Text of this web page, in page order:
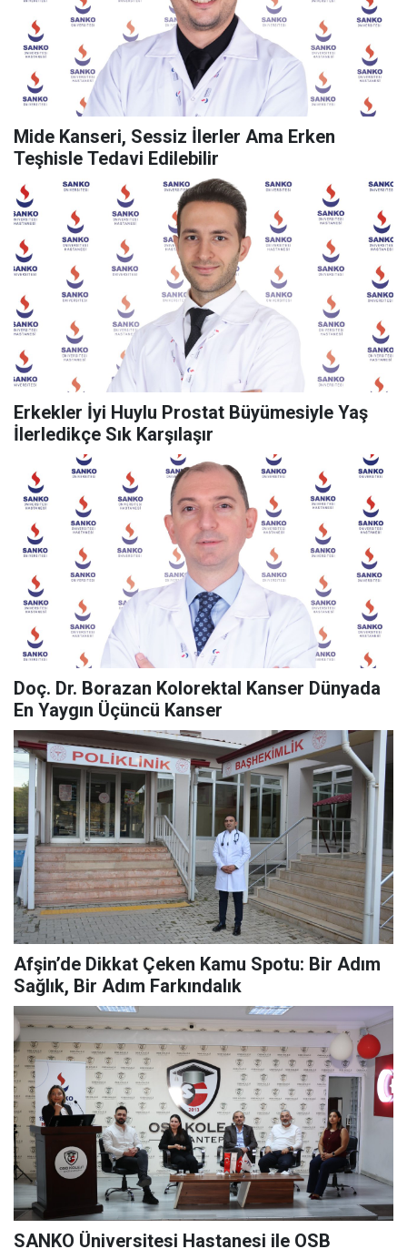
Mide Kanseri, Sessiz İlerler Ama Erken
Teşhisle Tedavi Edilebilir
Erkekler İyi Huylu Prostat Büyümesiyle Yaş
İlerledikçe Sık Karşılaşır
Doç. Dr. Borazan Kolorektal Kanser Dünyada
En Yaygın Üçüncü Kanser
Afşin’de Dikkat Çeken Kamu Spotu: Bir Adım
Sağlık, Bir Adım Farkındalık
SANKO Üniversitesi Hastanesi ile OSB